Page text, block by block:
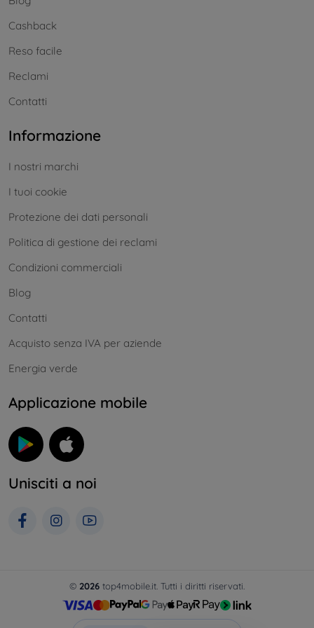
Cashback
Reso facile
Reclami
Contatti
Informazione
I nostri marchi
I tuoi cookie
Protezione dei dati personali
Politica di gestione dei reclami
Condizioni commerciali
Blog
Contatti
Acquisto senza IVA per aziende
Energia verde
Applicazione mobile
Unisciti a noi
© 2026 top4mobile.it. Tutti i diritti riservati.